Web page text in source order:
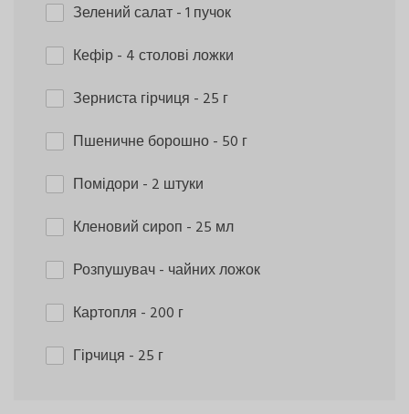
Зелений салат- 1 пучок
Кефір- 4 столові ложки
Зерниста гірчиця - 25 г
Пшеничне борошно- 50 г
Помідори - 2 штуки
Кленовий сироп - 25 мл
Розпушувач- чайних ложок
Картопля - 200 г
Гірчиця - 25 г